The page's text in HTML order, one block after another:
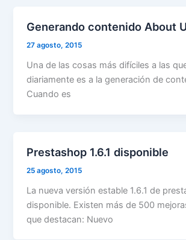
Generando contenido About
27 agosto, 2015
Una de las cosas más difíciles a las
diariamente es a la generación de
Cuando es
Prestashop 1.6.1 disponible
25 agosto, 2015
La nueva versión estable 1.6.1 de
disponible. Existen más de 500
que destacan: Nuevo